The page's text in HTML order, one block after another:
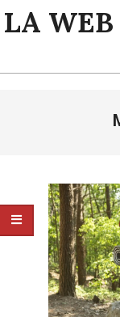
Saltar
alLA